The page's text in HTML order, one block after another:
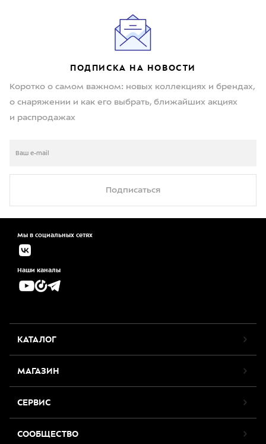
ПОДПИСКА НА НОВОСТИ
Коротко о самом важном: новых коллекциях и брендах,
о снаряжении и как его выбрать, ближайших акциях
и распродажах
Подписаться
Мы в социальных сетях
Наши каналы
КАТАЛОГ
МАГАЗИН
СЕРВИС
СООБЩЕСТВО